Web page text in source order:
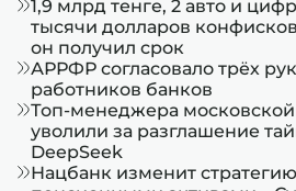
1,9 млрд тенге, 2 авто и
тысячи долларов
он получил срок
АРРФР согласовало трёх
работников банков
Топ-менеджера
уволили за разглашение
DeepSeek
Нацбанк изменит